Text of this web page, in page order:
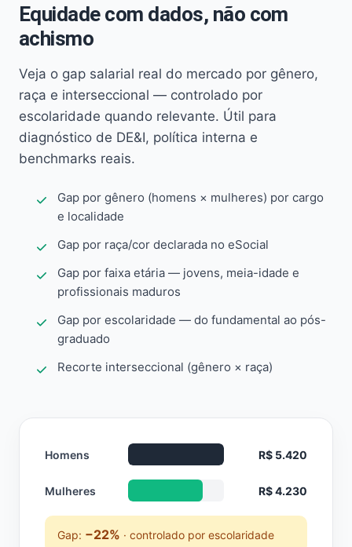
Equidade com dados, não com
achismo
Veja o gap salarial real do mercado por gênero,
raça e interseccional — controlado por
escolaridade quando relevante. Útil para
diagnóstico de DE&I, política interna e
benchmarks reais.
Gap por gênero (homens × mulheres) por cargo
e localidade
Gap por raça/cor declarada no eSocial
Gap por faixa etária — jovens, meia-idade e
profissionais maduros
Gap por escolaridade — do fundamental ao pós-
graduado
Recorte interseccional (gênero × raça)
Homens R$ 5.420
Mulheres R$ 4.230
Gap: −22% · controlado por escolaridade